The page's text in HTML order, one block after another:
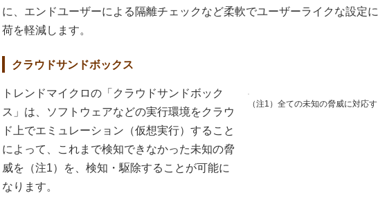
に、エンドユーザーによる隔離チェックなど柔軟でユーザーライクな設定
荷を軽減します。
クラウドサンドボックス
トレンドマイクロの「クラウドサンドボック
ス」は、ソフトウェアなどの実行環境をクラウ
ド上でエミュレーション（仮想実行）すること
によって、これまで検知できなかった未知の脅
威を（注1）を、検知・駆除することが可能に
なります。
（注1）全ての未知の脅威に対応